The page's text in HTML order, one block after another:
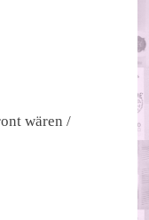
wären /